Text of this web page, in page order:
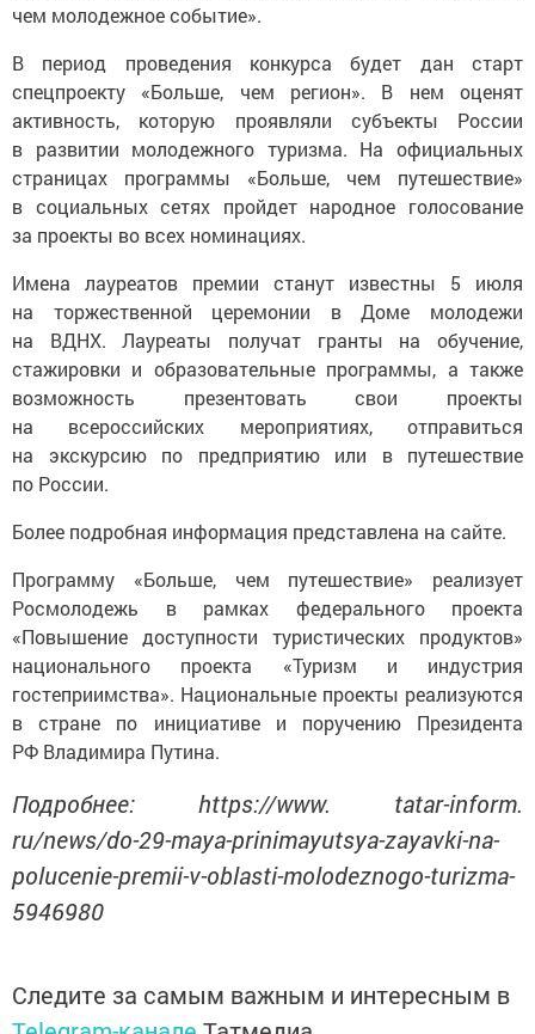
чем молодежное событие».
В период проведения конкурса будет дан старт
спецпроекту «Больше, чем регион». В нем оценят
активность, которую проявляли субъекты России
в развитии молодежного туризма. На официальных
страницах программы «Больше, чем путешествие»
в социальных сетях пройдет народное голосование
за проекты во всех номинациях.
Имена лауреатов премии станут известны 5 июля
на торжественной церемонии в Доме молодежи
на ВДНХ. Лауреаты получат гранты на обучение,
стажировки и образовательные программы, а также
возможность презентовать свои проекты
на всероссийских мероприятиях, отправиться
на экскурсию по предприятию или в путешествие
по России.
Более подробная информация представлена на сайте.
Программу «Больше, чем путешествие» реализует
Росмолодежь в рамках федерального проекта
«Повышение доступности туристических продуктов»
национального проекта «Туризм и индустрия
гостеприимства». Национальные проекты реализуются
в стране по инициативе и поручению Президента
РФ Владимира Путина.
Подробнее: https://www. tatar-inform.
ru/news/do-29-maya-prinimayutsya-zayavki-na-
polucenie-premii-v-oblasti-molodeznogo-turizma-
5946980
Следите за самым важным и интересным в